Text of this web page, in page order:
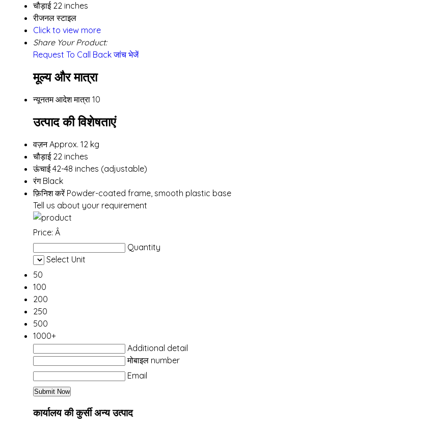
चौड़ाई 22 inches
रीजनल स्टाइल
Click to view more
Share Your Product:
Request To Call Back जांच भेजें
मूल्य और मात्रा
न्यूनतम आदेश मात्रा 10
उत्पाद की विशेषताएं
वज़न Approx. 12 kg
चौड़ाई 22 inches
ऊंचाई 42-48 inches (adjustable)
रंग Black
फ़िनिश करें Powder-coated frame, smooth plastic base
Tell us about your requirement
Price: Â
Quantity
Select Unit
50
100
200
250
500
1000+
Additional detail
मोबाइल number
Email
कार्यालय की कुर्सी अन्य उत्पाद